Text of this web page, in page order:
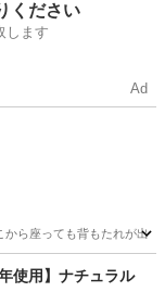
ください
します
Ad
ら座っても背もたれが出
使用】ナチュラル